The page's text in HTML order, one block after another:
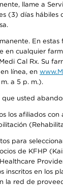
llame a
días
En
cualquier
Cal Rx. Su
línea, en
a 5 p. m.).
usted
los afiliados
para
de KFHP
en los
red de